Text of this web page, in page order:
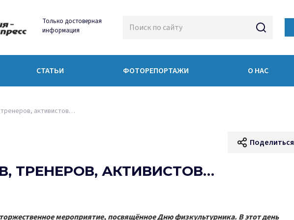
Только достоверная
информация
СТАТЬИ ФОТОРЕПОРТАЖИ О НАС
активистов…
Поделиться
ТРЕНЕРОВ, АКТИВИСТОВ…
мероприятие, посвящённое Дню физкультурника. В этот день